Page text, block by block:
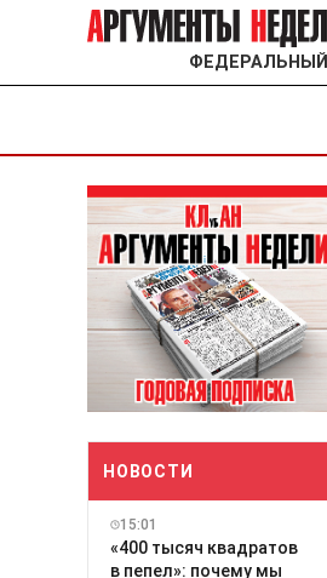
ФЕДЕРАЛЬНЫЙ
НОВОСТИ
15:01
«400 тысяч квадратов
в пепел»: почему мы